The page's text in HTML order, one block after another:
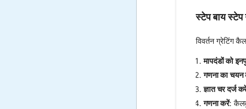
स्टेप बाय स्टेप
विवर्तन ग्रेटिंग
मापदंडों को
गणना का चयन
ज्ञात चर दर्ज
गणना करें: